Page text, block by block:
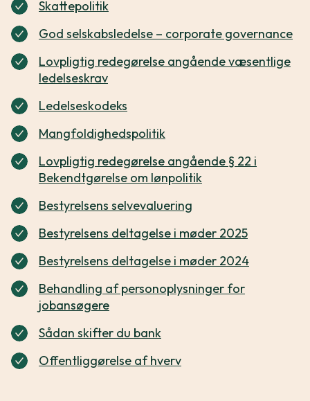
Skattepolitik
God selskabsledelse – corporate governance
Lovpligtig redegørelse angående væsentlige
ledelseskrav
Ledelseskodeks
Mangfoldighedspolitik
Lovpligtig redegørelse angående § 22 i
Bekendtgørelse om lønpolitik
Bestyrelsens selvevaluering
Bestyrelsens deltagelse i møder 2025
Bestyrelsens deltagelse i møder 2024
Behandling af personoplysninger for
jobansøgere
Sådan skifter du bank
Offentliggørelse af hverv